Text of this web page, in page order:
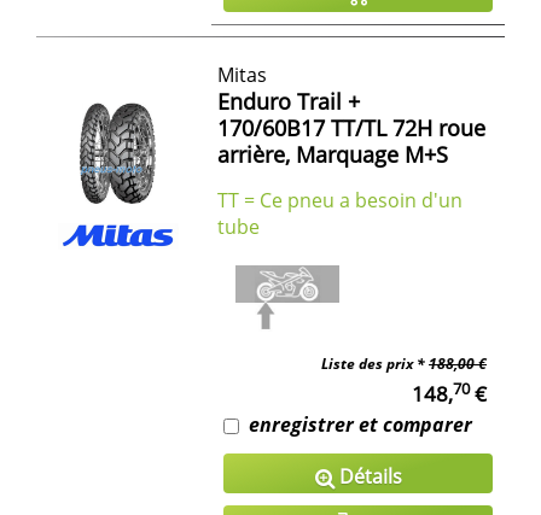
Mitas
Enduro Trail +
170/60B17 TT/TL 72H roue
arrière, Marquage M+S
TT = Ce pneu a besoin d'un
tube
Liste des prix *188,00 €
148,70€
enregistrer et comparer
Détails